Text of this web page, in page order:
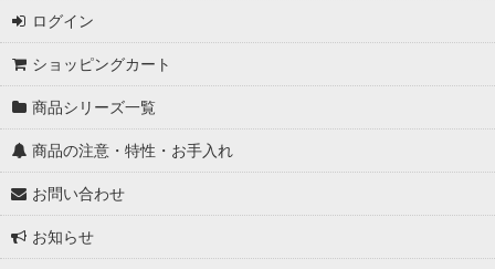
ログイン
ショッピングカート
商品シリーズ一覧
商品の注意・特性・お手入れ
お問い合わせ
お知らせ